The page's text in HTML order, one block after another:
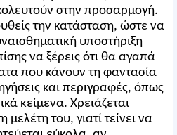
στην προσαρμογή.
την κατάσταση, ώστε να
υποστήριξη
να ξέρεις ότι θα αγαπά
που κάνουν τη φαντασία
και περιγραφές, όπως
κείμενα. Χρειάζεται
μελέτη του, γιατί τείνει να